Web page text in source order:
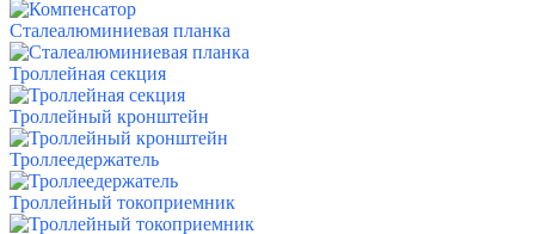
Сталеалюминиевая планка
Троллейная секция
Троллейный кронштейн
Троллеедержатель
Троллейный токоприемник